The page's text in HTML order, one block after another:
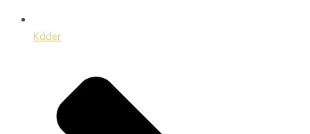
Káder